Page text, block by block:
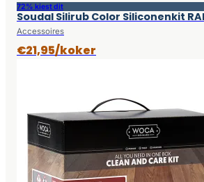
72% kiest dit
Soudal Silirub Color Siliconenkit
Accessoires
€21,95/koker